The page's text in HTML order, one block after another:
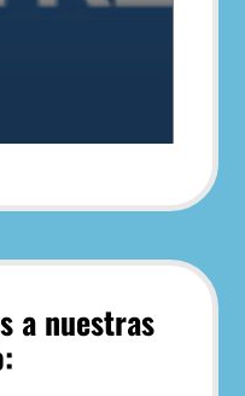
a nuestras